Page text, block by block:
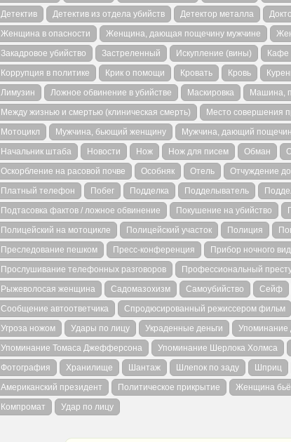
Детектив
Детектив из отдела убийств Детектор металла
Женщина в опасности
Женщина, дающая пощечину мужчине
Закадровое убийство
Застреленный Искупление (вины) Кафе
Коррупция в политике
Крик о помощи Кровать Кровь
Лимузин
Ложное обвинение в убийстве Маскировка
Машина,
Между жизнью и смертью (клиническая смерть)
Место совершения
Мотоцикл
Мужчина, бьющий женщину Мужчина, дающий
Начальник штаба
Новости Нож Нож для писем Обман
Оскорбление на расовой почве
Особняк Отель Отчуждение
Платный телефон
Побег Подделка Подделыватель
Подтасовка фактов / ложное обвинение
Покушение на убийство
Полицейский на мотоцикле
Полицейский участок Полиция
Преследование пешком
Пресс-конференция Прибор ночного
Прослушивание телефонных разговоров
Профессиональный
Рыжеволосая женщина
Садомазохизм Самоубийство Сейф
Сообщение автоответчика
Спродюсированный режиссером фильм
Угроза ножом
Удары по лицу Украденные деньги
Упоминание
Упоминание Томаса Джефферсона
Упоминание Шерлока Холмса
Фотография
Хранилище Шантаж Шлепок по заду Шприц
Американский президент
Политическое прикрытие Женщина
Компромат
Удар по лицу